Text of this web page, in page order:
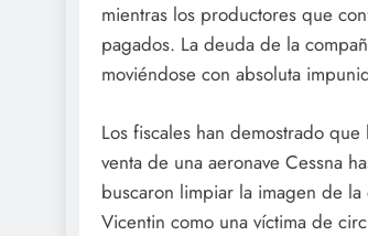
mientras los productores que
pagados. La deuda de la
moviéndose con absoluta
Los fiscales han demostrado
venta de una aeronave Cessna
buscaron limpiar la imagen de
Vicentin como una víctima de